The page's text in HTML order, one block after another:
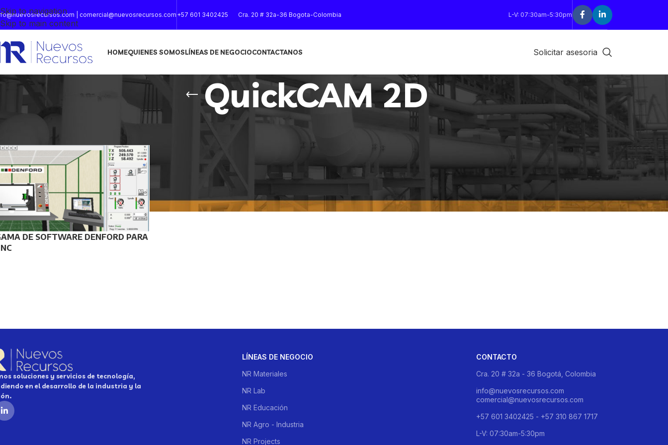
Skip to navigation
Skip to main content
| comercial@nuevosrecursos.com +57 601 3402425 Cra. 20 # 32a-36 Bogota-Colombia L-V: 07:30am-5:30pm
HOMEQUIENES SOMOSLÍNEAS DE NEGOCIOCONTACTANOS Solicitar asesoria
QuickCAM 2D
18
DE SOFTWARE DENFORD PARA
soluciones y servicios de tecnología,
en el desarrollo de la industria y la
LÍNEAS DE NEGOCIO
NR Materiales
NR Lab
NR Educación
NR Agro - Industria
NR Projects
CONTACTO
Cra. 20 # 32a - 36 Bogotá, Colombia
info@nuevosrecursos.com
comercial@nuevosrecursos.com
+57 601 3402425 - +57 310 867 1717
L-V: 07:30am-5:30pm